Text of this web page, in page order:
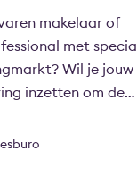
makelaar of
met
Wil je jouw
inzetten om de…